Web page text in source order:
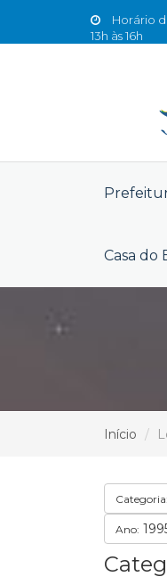
Horário
13h às 16h
Casa
Início
Categoria:
Ano: